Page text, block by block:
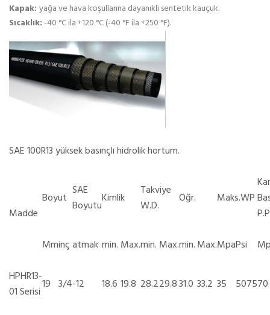
Kapak: yağa ve hava koşullarına dayanıklı sentetik kauçuk.
Sıcaklık:-40 °C ila +120 °C (-40 °F ila +250 °F).
SAE 100R13 yüksek basınçlı hidrolik hortum.
Madde
Boyut SAE
BoyutuKimlik
Takviye
W.D.
Öğr. Maks.WP
Mminçatmak min. Max.min. Max.min.Max.MpaPsi
HPHR13-
01 Serisi19 3/4-12 18.6 19.8 28.229.831.0 33.2 35 507570